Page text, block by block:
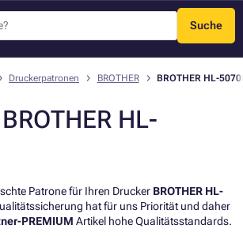
Suche
Menü
Druckerpatronen BROTHER BROTHER HL-
HL-
Patrone für Ihren Drucker BROTHER HL-
hat für uns Priorität und daher
PREMIUM Artikel hohe Qualitätsstandards.